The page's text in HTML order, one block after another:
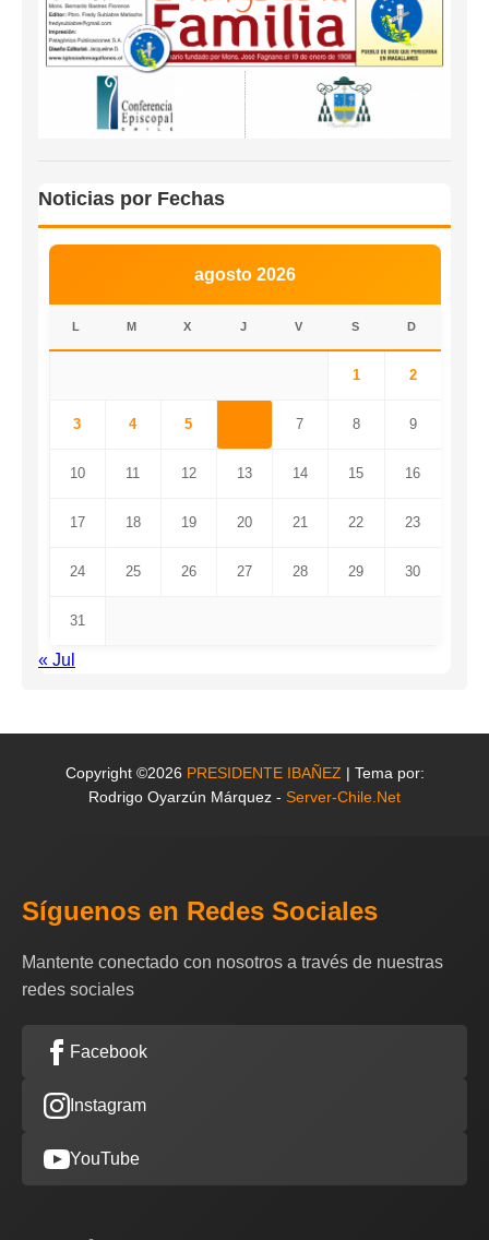
Noticias por Fechas
agosto 2026
L M X J V S D
1 2
3 4 5 7 8 9
10 11 12 13 14 15 16
17 18 19 20 21 22 23
24 25 26 27 28 29 30
31
« Jul
Copyright ©2026 PRESIDENTE IBAÑEZ | Tema por:
Rodrigo Oyarzún Márquez - Server-Chile.Net
Síguenos en Redes Sociales
Mantente conectado con nosotros a través de nuestras
redes sociales
Facebook
Instagram
YouTube